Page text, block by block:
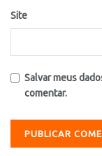
Site
Salvar meus
comentar.